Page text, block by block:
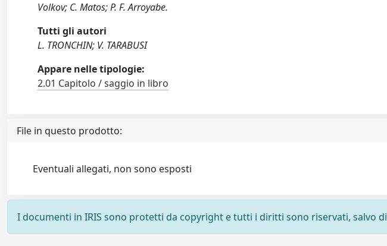
Volkov; C. Matos; P. F. Arroyabe.
Tutti gli autori
L. TRONCHIN; V. TARABUSI
Appare nelle tipologie:
2.01 Capitolo / saggio in libro
File in questo prodotto:
Eventuali allegati, non sono esposti
I documenti in IRIS sono protetti da copyright e tutti i diritti sono riservati, salvo